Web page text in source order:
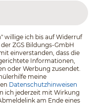
willige ich bis auf Widerruf
ZGS Bildungs-GmbH
einverstanden, dass die
Informationen,
oder Werbung zusendet.
meine
Datenschutzhinweisen
ich jederzeit mit Wirkung
am Ende eines